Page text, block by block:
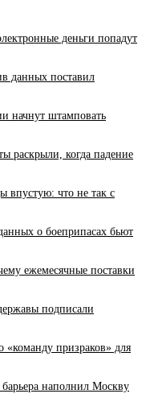
деньги попадут
данных поставил
начнут штамповать
раскрыли, когда падение
впустую: что не так с
о боеприпасах бьют
ежемесячные поставки
подписали
призраков» для
барьера наполнил Москву